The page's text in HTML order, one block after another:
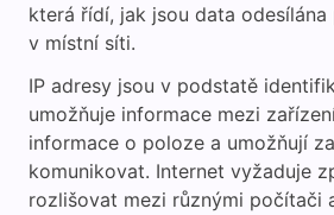
která řídí, jak jsou data
v místní síti.
IP adresy jsou v podstatě
umožňuje informace mezi
informace o poloze a umožňují
komunikovat. Internet vyžaduje
rozlišovat mezi různými počítači